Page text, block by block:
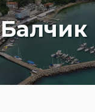
Балчик